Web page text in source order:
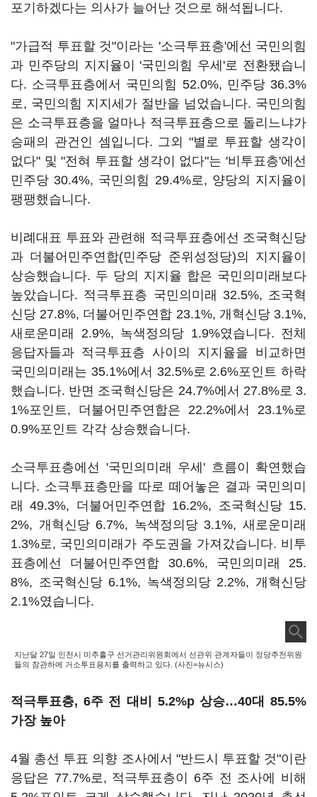
포기하겠다는 의사가 늘어난 것으로 해석됩니다.
"가급적 투표할 것"이라는 '소극투표층'에선 국민의힘
과 민주당의 지지율이 '국민의힘 우세'로 전환됐습니
다. 소극투표층에서 국민의힘 52.0%, 민주당 36.3%
로, 국민의힘 지지세가 절반을 넘었습니다. 국민의힘
은 소극투표층을 얼마나 적극투표층으로 돌리느냐가
승패의 관건인 셈입니다. 그외 "별로 투표할 생각이
없다" 및 "전혀 투표할 생각이 없다"는 '비투표층'에선
민주당 30.4%, 국민의힘 29.4%로, 양당의 지지율이
팽팽했습니다.
비례대표 투표와 관련해 적극투표층에선 조국혁신당
과 더불어민주연합(민주당 준위성정당)의 지지율이
상승했습니다. 두 당의 지지율 합은 국민의미래보다
높았습니다. 적극투표층 국민의미래 32.5%, 조국혁
신당 27.8%, 더불어민주연합 23.1%, 개혁신당 3.1%,
새로운미래 2.9%, 녹색정의당 1.9%였습니다. 전체
응답자들과 적극투표층 사이의 지지율을 비교하면
국민의미래는 35.1%에서 32.5%로 2.6%포인트 하락
했습니다. 반면 조국혁신당은 24.7%에서 27.8%로 3.
1%포인트, 더불어민주연합은 22.2%에서 23.1%로
0.9%포인트 각각 상승했습니다.
소극투표층에선 '국민의미래 우세' 흐름이 확연했습
니다. 소극투표층만을 따로 떼어놓은 결과 국민의미
래 49.3%, 더불어민주연합 16.2%, 조국혁신당 15.
2%, 개혁신당 6.7%, 녹색정의당 3.1%, 새로운미래
1.3%로, 국민의미래가 주도권을 가져갔습니다. 비투
표층에선 더불어민주연합 30.6%, 국민의미래 25.
8%, 조국혁신당 6.1%, 녹색정의당 2.2%, 개혁신당
2.1%였습니다.
지난달 27일 인천시 미추홀구 선거관리위원회에서 선관위 관계자들이 정당추천위원
들의 참관하에 거소투표용지를 출력하고 있다. (사진=뉴시스)
적극투표층, 6주 전 대비 5.2%p 상승…40대 85.5%
가장 높아
4월 총선 투표 의향 조사에서 "반드시 투표할 것"이란
응답은 77.7%로, 적극투표층이 6주 전 조사에 비해